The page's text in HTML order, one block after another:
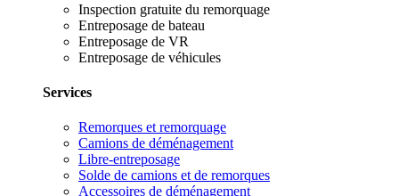
Inspection gratuite du remorquage
Entreposage de bateau
Entreposage de VR
Entreposage de véhicules
Services
Remorques et remorquage
Camions de déménagement
Libre-entreposage
Solde de camions et de remorques
Accessoires de déménagement